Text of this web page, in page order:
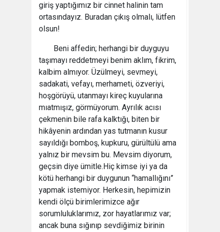
giriş yaptığımız bir cinnet halinin tam
ortasındayız. Buradan çıkış olmalı, lütfen
olsun!
Beni affedin; herhangi bir duyguyu
taşımayı reddetmeyi benim aklım, fikrim,
kalbim almıyor. Üzülmeyi, sevmeyi,
sadakati, vefayı, merhameti, özveriyi,
hoşgörüyü, utanmayı kireç kuyularına
mıatmışız, görmüyorum. Ayrılık acısı
çekmenin bile rafa kalktığı, biten bir
hikâyenin ardından yas tutmanın kusur
sayıldığı bomboş, kupkuru, gürültülü ama
yalnız bir mevsim bu. Mevsim diyorum,
geçsin diye ümitle.Hiç kimse iyi ya da
kötü herhangi bir duygunun “hamallığını”
yapmak istemiyor. Herkesin, hepimizin
kendi ölçü birimlerimizce ağır
sorumluluklarımız, zor hayatlarımız var;
ancak buna sığınıp sevdiğimiz birinin